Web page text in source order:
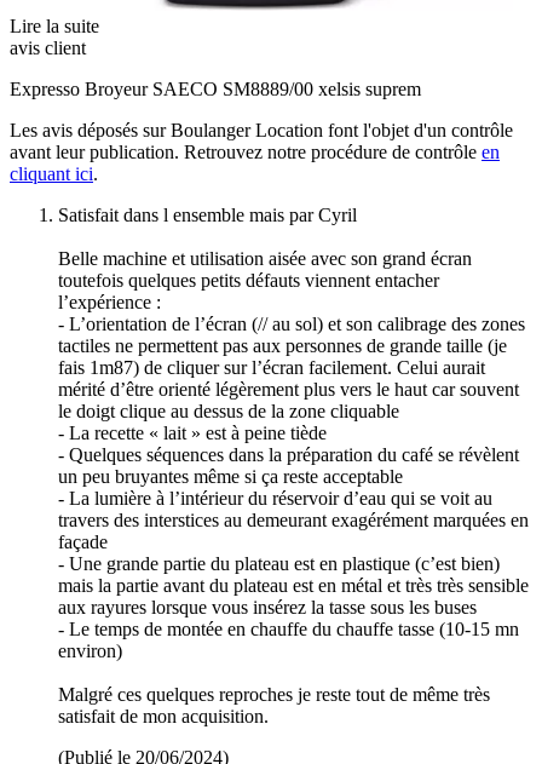
Lire la suite
avis client
Expresso Broyeur SAECO SM8889/00 xelsis suprem
Les avis déposés sur Boulanger Location font l'objet d'un contrôle
avant leur publication. Retrouvez notre procédure de contrôle en
cliquant ici.
Satisfait dans l ensemble mais par Cyril
Belle machine et utilisation aisée avec son grand écran
toutefois quelques petits défauts viennent entacher
l’expérience :
- L’orientation de l’écran (// au sol) et son calibrage des zones
tactiles ne permettent pas aux personnes de grande taille (je
fais 1m87) de cliquer sur l’écran facilement. Celui aurait
mérité d’être orienté légèrement plus vers le haut car souvent
le doigt clique au dessus de la zone cliquable
- La recette « lait » est à peine tiède
- Quelques séquences dans la préparation du café se révèlent
un peu bruyantes même si ça reste acceptable
- La lumière à l’intérieur du réservoir d’eau qui se voit au
travers des interstices au demeurant exagérément marquées en
façade
- Une grande partie du plateau est en plastique (c’est bien)
mais la partie avant du plateau est en métal et très très sensible
aux rayures lorsque vous insérez la tasse sous les buses
- Le temps de montée en chauffe du chauffe tasse (10-15 mn
environ)
Malgré ces quelques reproches je reste tout de même très
satisfait de mon acquisition.
(Publié le 20/06/2024)